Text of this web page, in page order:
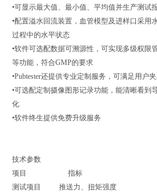
•可显示最大值、最小值、平均值并生产测试
•配置溢水回流装置，血管模型及进样口采用
过程中的水平状态
•软件可选配数据可溯源性，可实现多级权限
等功能，符合GMP的要求
•Pubtester还提供专业定制服务，可满足用户
•可选配定制摄像图形记录功能，能清晰看到
化
•软件终生提供免费升级服务
技术参数
项目
指标
测试项目 推送力、扭矩强度